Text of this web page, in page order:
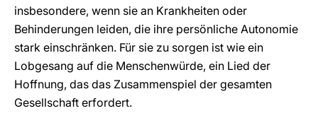
insbesondere, wenn sie an Krankheiten oder
Behinderungen leiden, die ihre persönliche Autonomie
stark einschränken. Für sie zu sorgen ist wie ein
Lobgesang auf die Menschenwürde, ein Lied der
Hoffnung, das das Zusammenspiel der gesamten
Gesellschaft erfordert.